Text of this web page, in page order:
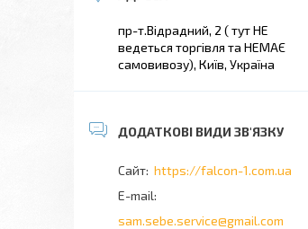
пр-т.Відрадний, 2 ( тут НЕ
ведеться торгівля та НЕМАЄ
самовивозу), Київ, Україна
https://falcon-1.com.ua
sam.sebe.service@gmail.com